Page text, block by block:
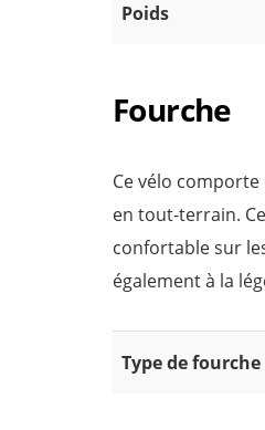
Poids
Fourche
Ce vélo
en tout-terrain.
confortable sur
également à la
Type de fourche